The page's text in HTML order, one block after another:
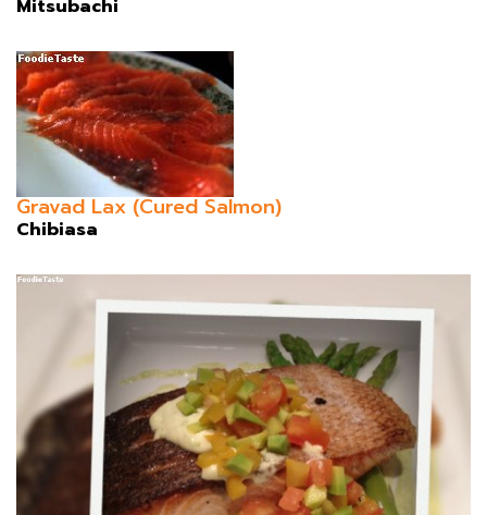
Mitsubachi
Gravad Lax (Cured Salmon)
Chibiasa